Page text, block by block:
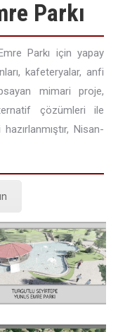
Parkı
Parkı için yapay
kafeteryalar, anfi
mimari proje,
çözümleri ile
Nisan-